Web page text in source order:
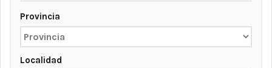
Provincia
Localidad